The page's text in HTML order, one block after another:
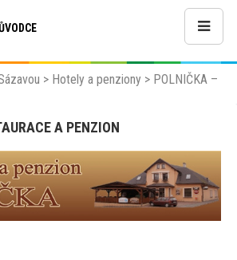
> Hotely a penziony > POLNIČKA –
A PENZION